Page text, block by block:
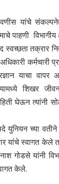
यांचे
पाहणी
तक्रार
कर्मचारी
याचा
शिखर
घेऊन त्यांनी
युनियन च्या
यांचे स्वागत केले
गोडसे यांनी
केले.